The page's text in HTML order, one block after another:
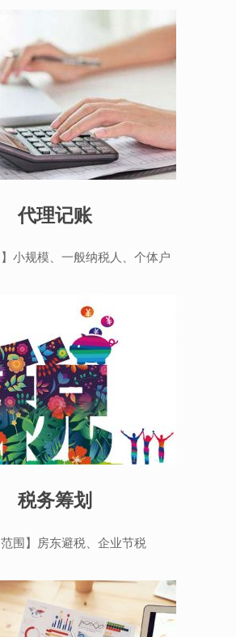
代理记账
】小规模、一般纳税人、个体户
税务筹划
范围】房东避税、企业节税